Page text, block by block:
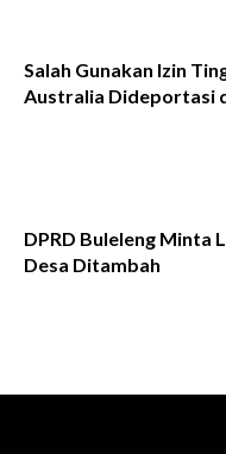
Salah Gunakan Izin
Australia Dideportasi
DPRD Buleleng Minta
Desa Ditambah